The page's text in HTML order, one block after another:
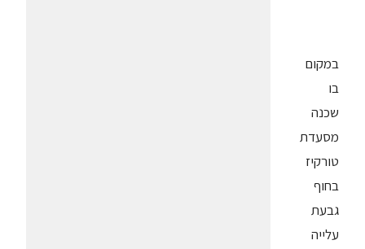
במקום
בו
שכנה
מסעדת
טורקיז
בחוף
גבעת
עלייה